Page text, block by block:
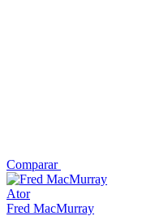
Comparar
Ator
Fred MacMurray